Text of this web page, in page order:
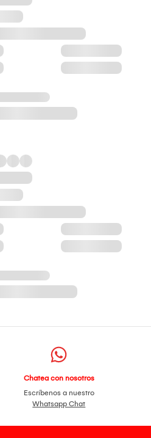
Chatea con nosotros
Escríbenos a nuestro
Whatsapp Chat